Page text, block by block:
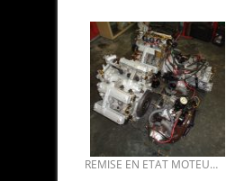
REMISE EN ETAT MOTEUR SM MASERATI 2.7 L.